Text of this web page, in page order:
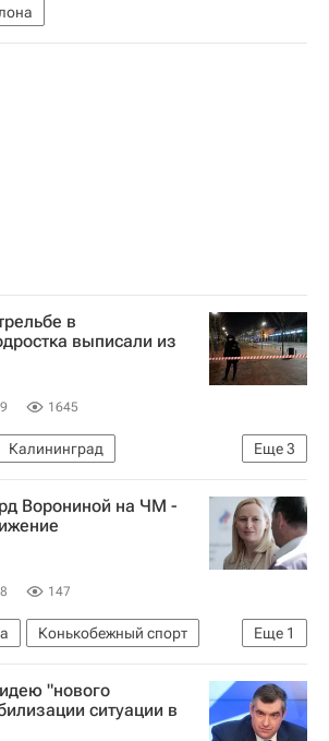
в
выписали из
1645
Еще3
Калининград
России (СК РФ)
Ворониной на ЧМ -
147
Еще 1
Конькобежный спорт
Чемпионат мира по конькобежному спорту на отдельных дистанциях
"нового
ситуации в